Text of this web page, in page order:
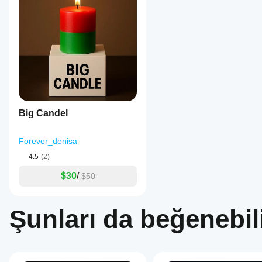
Big Candel
Forever_denisa
4.5 (2)
$30/ $50
Şunları da